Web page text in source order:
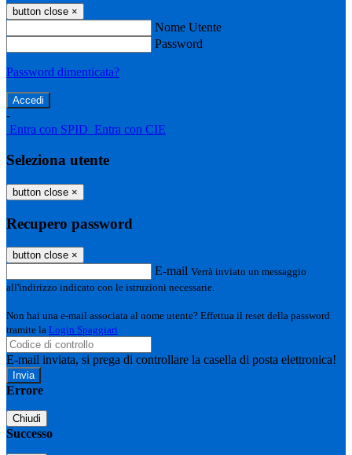
button close ×
Nome Utente
Password
Password dimenticata?
-
Entra con SPID Entra con CIE
Seleziona utente
button close ×
Recupero password
button close ×
E-mail Verrà inviato un messaggio
all'indirizzo indicato con le istruzioni necessarie.
Non hai una e-mail associata al nome utente? Effettua il reset della password
tramite la Login Spaggiari
E-mail inviata, si prega di controllare la casella di posta elettronica!
Errore
Chiudi
Successo